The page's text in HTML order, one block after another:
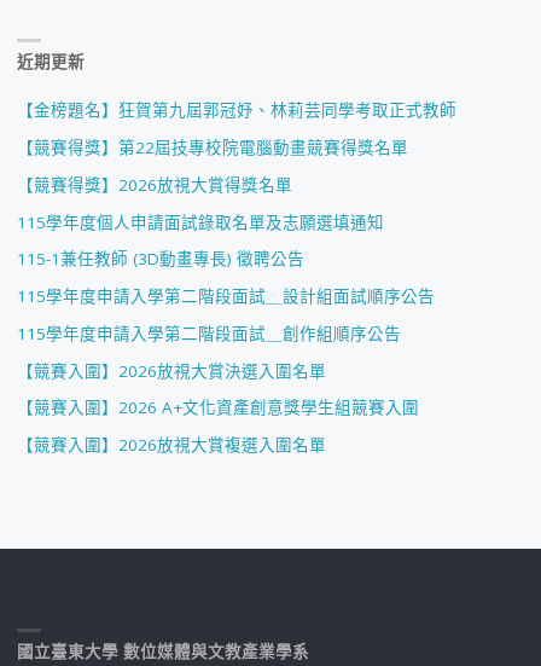
近期更新
【金榜題名】狂賀第九屆郭冠妤、林莉芸同學考取正式教師
【競賽得獎】第22屆技專校院電腦動畫競賽得獎名單
【競賽得獎】2026放視大賞得獎名單
115學年度個人申請面試錄取名單及志願選填通知
115-1兼任教師 (3D動畫專長) 徵聘公告
115學年度申請入學第二階段面試＿設計組面試順序公告
115學年度申請入學第二階段面試＿創作組順序公告
【競賽入圍】2026放視大賞決選入圍名單
【競賽入圍】2026 A+文化資產創意獎學生組競賽入圍
【競賽入圍】2026放視大賞複選入圍名單
國立臺東大學 數位媒體與文教產業學系